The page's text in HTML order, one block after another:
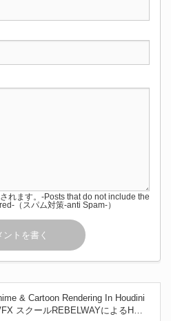
れます。-Posts that do not include the
（スパム対策-anti Spam-）
& Cartoon Rendering In Houdini
スクールREBELWAYによるHou